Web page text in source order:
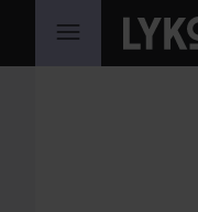
GÅ TIL INNHOLD